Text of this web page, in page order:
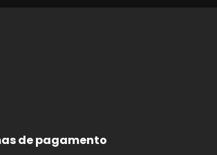
de pagamento